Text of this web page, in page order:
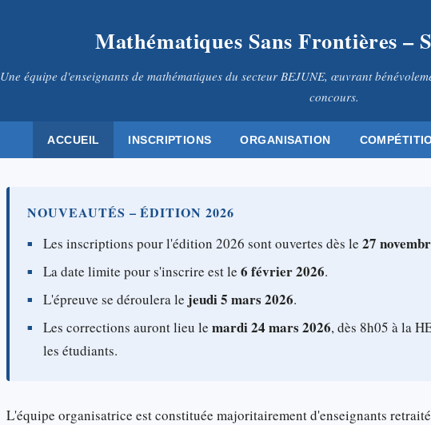
Mathématiques Sans Frontières –
Une équipe d'enseignants de mathématiques du secteur BEJUNE, œuvrant
concours.
ACCUEIL INSCRIPTIONS ORGANISATION
NOUVEAUTÉS – ÉDITION 2026
Les inscriptions pour l'édition 2026 sont ouvertes dès le 27
La date limite pour s'inscrire est le 6 février 2026.
L'épreuve se déroulera le jeudi 5 mars 2026.
Les corrections auront lieu le mardi 24 mars 2026, dès 8h05 à la
les étudiants.
L'équipe organisatrice est constituée majoritairement d'enseignants